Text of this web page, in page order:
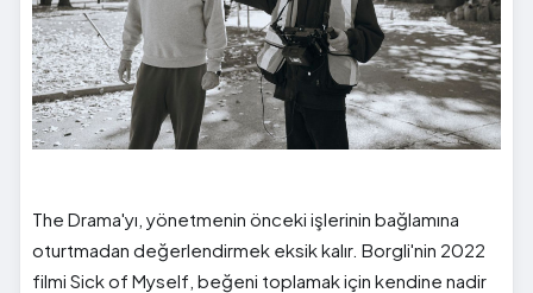
The Drama'yı, yönetmenin önceki işlerinin bağlamına
oturtmadan değerlendirmek eksik kalır. Borgli'nin 2022
filmi Sick of Myself, beğeni toplamak için kendine nadir